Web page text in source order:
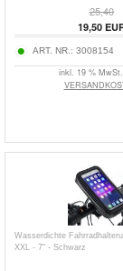
25,40
19,50
ART. NR.: 3008154
inkl. 19 %
Wasserdichte
XXL - 7" - Schwarz